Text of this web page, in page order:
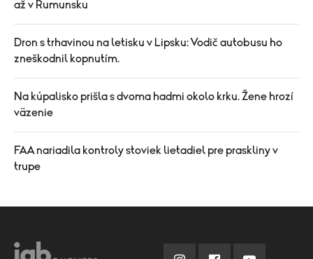
až v Rumunsku
Dron s trhavinou na letisku v Lipsku: Vodič autobusu ho
zneškodnil kopnutím.
Na kúpalisko prišla s dvoma hadmi okolo krku. Žene hrozí
väzenie
FAA nariadila kontroly stoviek lietadiel pre praskliny v
trupe